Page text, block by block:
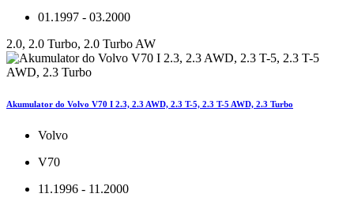
01.1997 - 03.2000
2.0, 2.0 Turbo, 2.0 Turbo AW
Akumulator do Volvo V70 I 2.3, 2.3 AWD, 2.3 T-5, 2.3 T-5 AWD, 2.3 Turbo
Volvo
V70
11.1996 - 11.2000